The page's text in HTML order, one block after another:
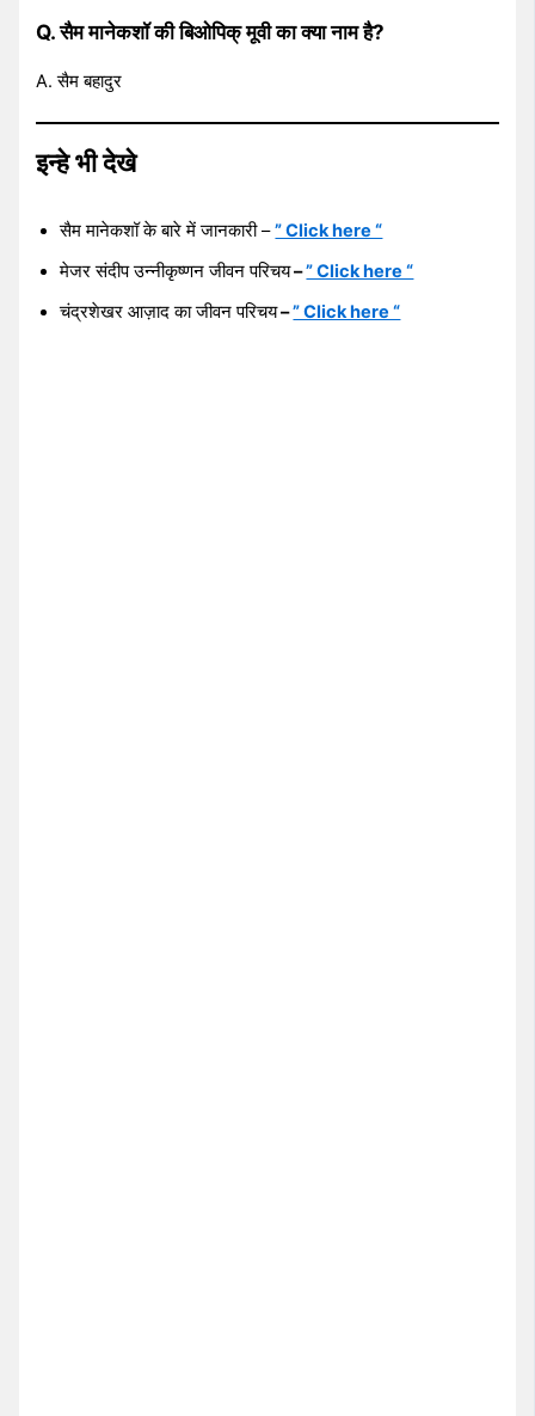
Q. सैम मानेकशॉ की बिओपिक् मूवी का क्या नाम है?
A. सैम बहादुर
इन्हे भी देखे
सैम मानेकशॉ के बारे में जानकारी –” Click here “
मेजर संदीप उन्नीकृष्णन जीवन परिचय–” Click here “
चंद्रशेखर आज़ाद का जीवन परिचय–” Click here “